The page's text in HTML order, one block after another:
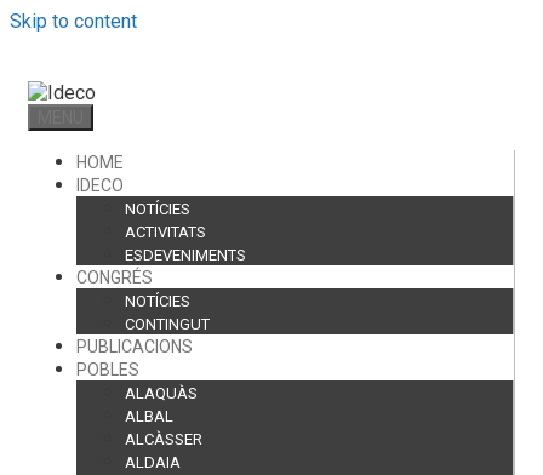
Skip to content
HOME
IDECO
NOTÍCIES
ACTIVITATS
ESDEVENIMENTS
CONGRÉS
NOTÍCIES
CONTINGUT
PUBLICACIONS
POBLES
ALAQUÀS
ALBAL
ALCÀSSER
ALDAIA